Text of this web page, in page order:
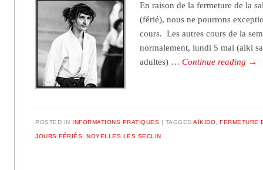
En raison de la fermeture de la
(férié), nous ne pourrons
cours. Les autres cours de la
normalement, lundi 5 mai (aiki
adultes) …Continue reading →
POSTED IN INFORMATIONS PRATIQUES TAGGEDAÏKIDO ,FERMETURE
JOURS FÉRIÉS ,NOYELLES LES SECLIN